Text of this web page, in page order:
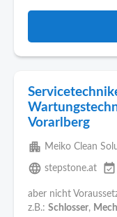
Vorarlberg
apartment Meiko Clean
language stepstone.at event_available
aber nicht
z.B.: Schlosser,